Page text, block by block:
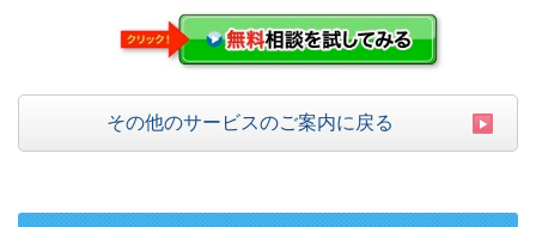
その他のサービスのご案内に戻る